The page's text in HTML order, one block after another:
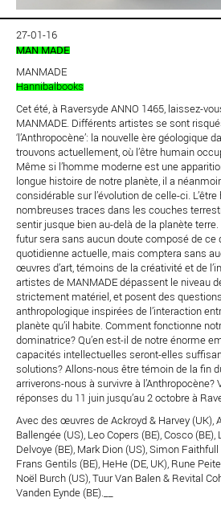
27-01-16
MAN MADE
MANMADE
Hannibalbooks
Cet été, à Raversyde ANNO 1465, laissez-
MANMADE. Différents artistes se sont
‘l’Anthropocène’: la nouvelle ère géologique
trouvons actuellement, où l’être humain
Même si l’homme moderne est une
longue histoire de notre planète, il a
considérable sur l’évolution de celle-ci.
nombreuses traces dans les couches
sentir jusque bien au-delà de la planète
futur sera sans aucun doute composé de ce
quotidienne actuelle, mais comptera sans
œuvres d’art, témoins de la créativité et de
artistes de MANMADE dépassent le niveau
strictement matériel, et posent des
anthropologique inspirées de l’interaction
planète qu’il habite. Comment fonctionne
dominatrice? Qu’en est-il de notre énorme
capacités intellectuelles seront-elles
solutions? Allons-nous être témoin de la fin
arriverons-nous à survivre à l’Anthropocène?
réponses du 11 juin jusqu’au 2 octobre à
Avec des œuvres de Ackroyd & Harvey (UK),
Ballengée (US), Leo Copers (BE), Cosco (BE),
Delvoye (BE), Mark Dion (US), Simon
Frans Gentils (BE), HeHe (DE, UK), Rune
Noël Burch (US), Tuur Van Balen & Revital
Vanden Eynde (BE).__